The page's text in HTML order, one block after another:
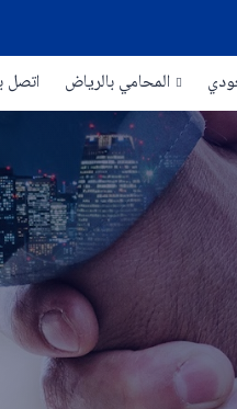
المحامي بالرياض اتصل